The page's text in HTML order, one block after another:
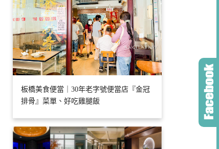
板橋美食便當｜30年老字號便當店『金冠
排骨』菜單、好吃雞腿飯